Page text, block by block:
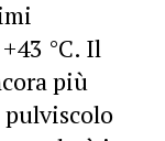
°C. Il
più